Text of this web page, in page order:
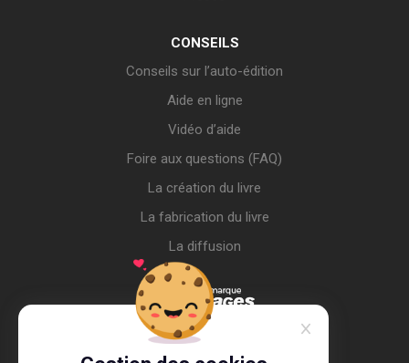
CONSEILS
Conseils sur l’auto-édition
Aide en ligne
Vidéo d’aide
Foire aux questions (FAQ)
La création du livre
La fabrication du livre
La diffusion